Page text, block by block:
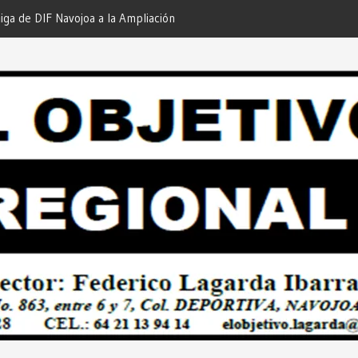
de DIF Navojoa a la Ampliación
de Servicios… Desde: Redacción
Nuestras Familias!…